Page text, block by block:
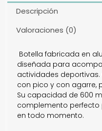
Descripción
Valoraciones (0)
Botella fabricada en
diseñada para
actividades
con pico y con agarre,
Su capacidad de 600
complemento
en todo momento.